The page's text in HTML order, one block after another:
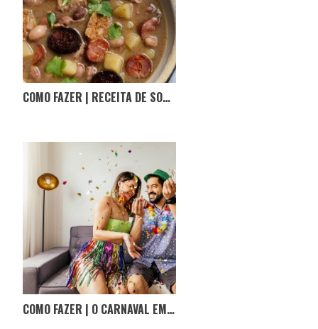
COMO FAZER | RECEITA DE SOPA DA PEDRA
COMO FAZER | O CARNAVAL EM CASA